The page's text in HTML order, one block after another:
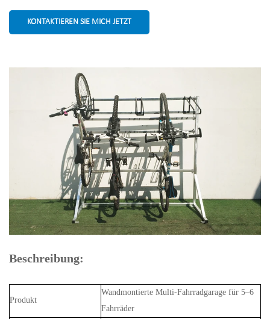
KONTAKTIEREN SIE MICH JETZT
Beschreibung:
Produkt
Wandmontierte Multi-Fahrradgarage für 5–6
Fahrräder